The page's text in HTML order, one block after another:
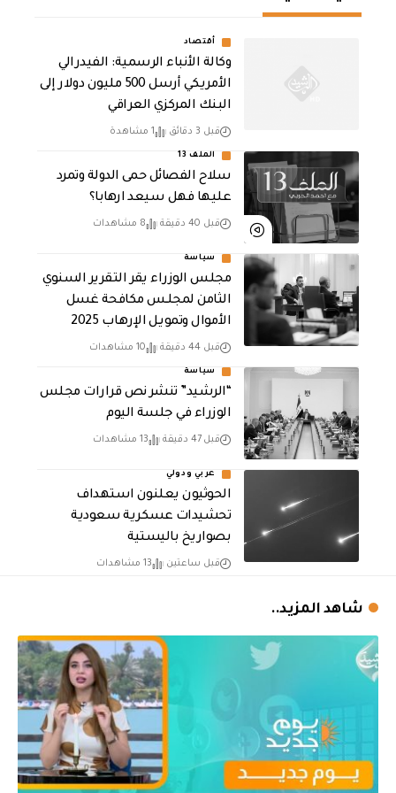
أقتصاد
وكالة الأنباء الرسمية: الفيدرالي
الأمريكي أرسل 500 مليون دولار إلى
البنك المركزي العراقي
قبل 3 دقائق 1 مشاهدة
الملف 13
سلاح الفصائل حمى الدولة وتمرد
عليها فهل سيعد ارهابا؟
قبل 40 دقيقة 8 مشاهدات
سياسة
مجلس الوزراء يقر التقرير السنوي
الثامن لمجلـس مكافحة غسل
الأموال وتمويـل الإرهـاب 2025
قبل 44 دقيقة 10 مشاهدات
سياسة
“الرشيد” تنشر نص قرارات مجلس
الوزراء في جلسة اليوم
قبل 47 دقيقة 13 مشاهدات
عربي ودولي
الحوثيون يعلنون استهداف
تحشيدات عسكرية سعودية
بصواريخ باليستية
قبل ساعتين 13 مشاهدات
شاهد المزيد..